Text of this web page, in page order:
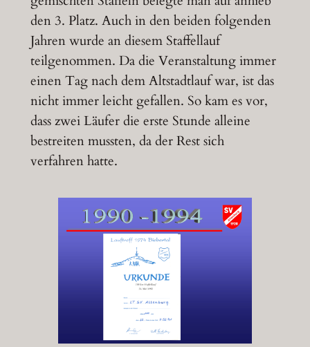
den 3. Platz. Auch in den beiden folgenden
Jahren wurde an diesem Staffellauf
teilgenommen. Da die Veranstaltung immer
einen Tag nach dem Altstadtlauf war, ist das
nicht immer leicht gefallen. So kam es vor,
dass zwei Läufer die erste Stunde alleine
bestreiten mussten, da der Rest sich
verfahren hatte.